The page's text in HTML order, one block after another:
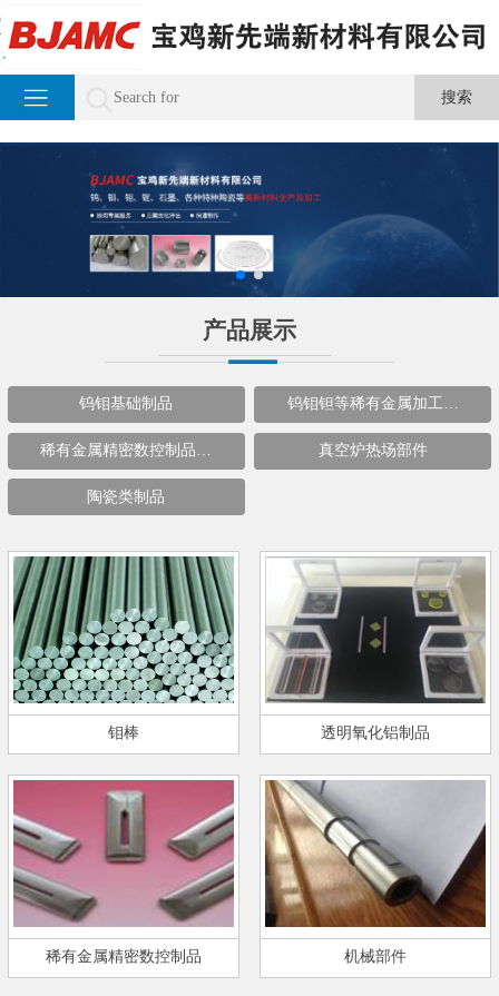
产品展示
钨钼基础制品 钨钼钽等稀有金属加工…
稀有金属精密数控制品… 真空炉热场部件
陶瓷类制品
钼棒 透明氧化铝制品
稀有金属精密数控制品 机械部件